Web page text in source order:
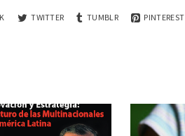
TWITTER TUMBLR PINTEREST